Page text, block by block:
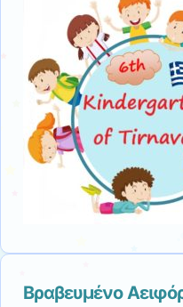
Βραβευμένο